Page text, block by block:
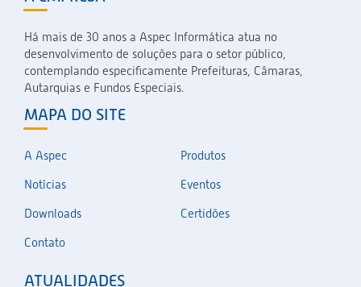
Há mais de 30 anos a Aspec Informática atua no
desenvolvimento de soluções para o setor público,
contemplando especificamente Prefeituras, Câmaras,
Autarquias e Fundos Especiais.
MAPA DO SITE
A Aspec
Produtos
Notícias
Eventos
Downloads
Certidões
Contato
ATUALIDADES